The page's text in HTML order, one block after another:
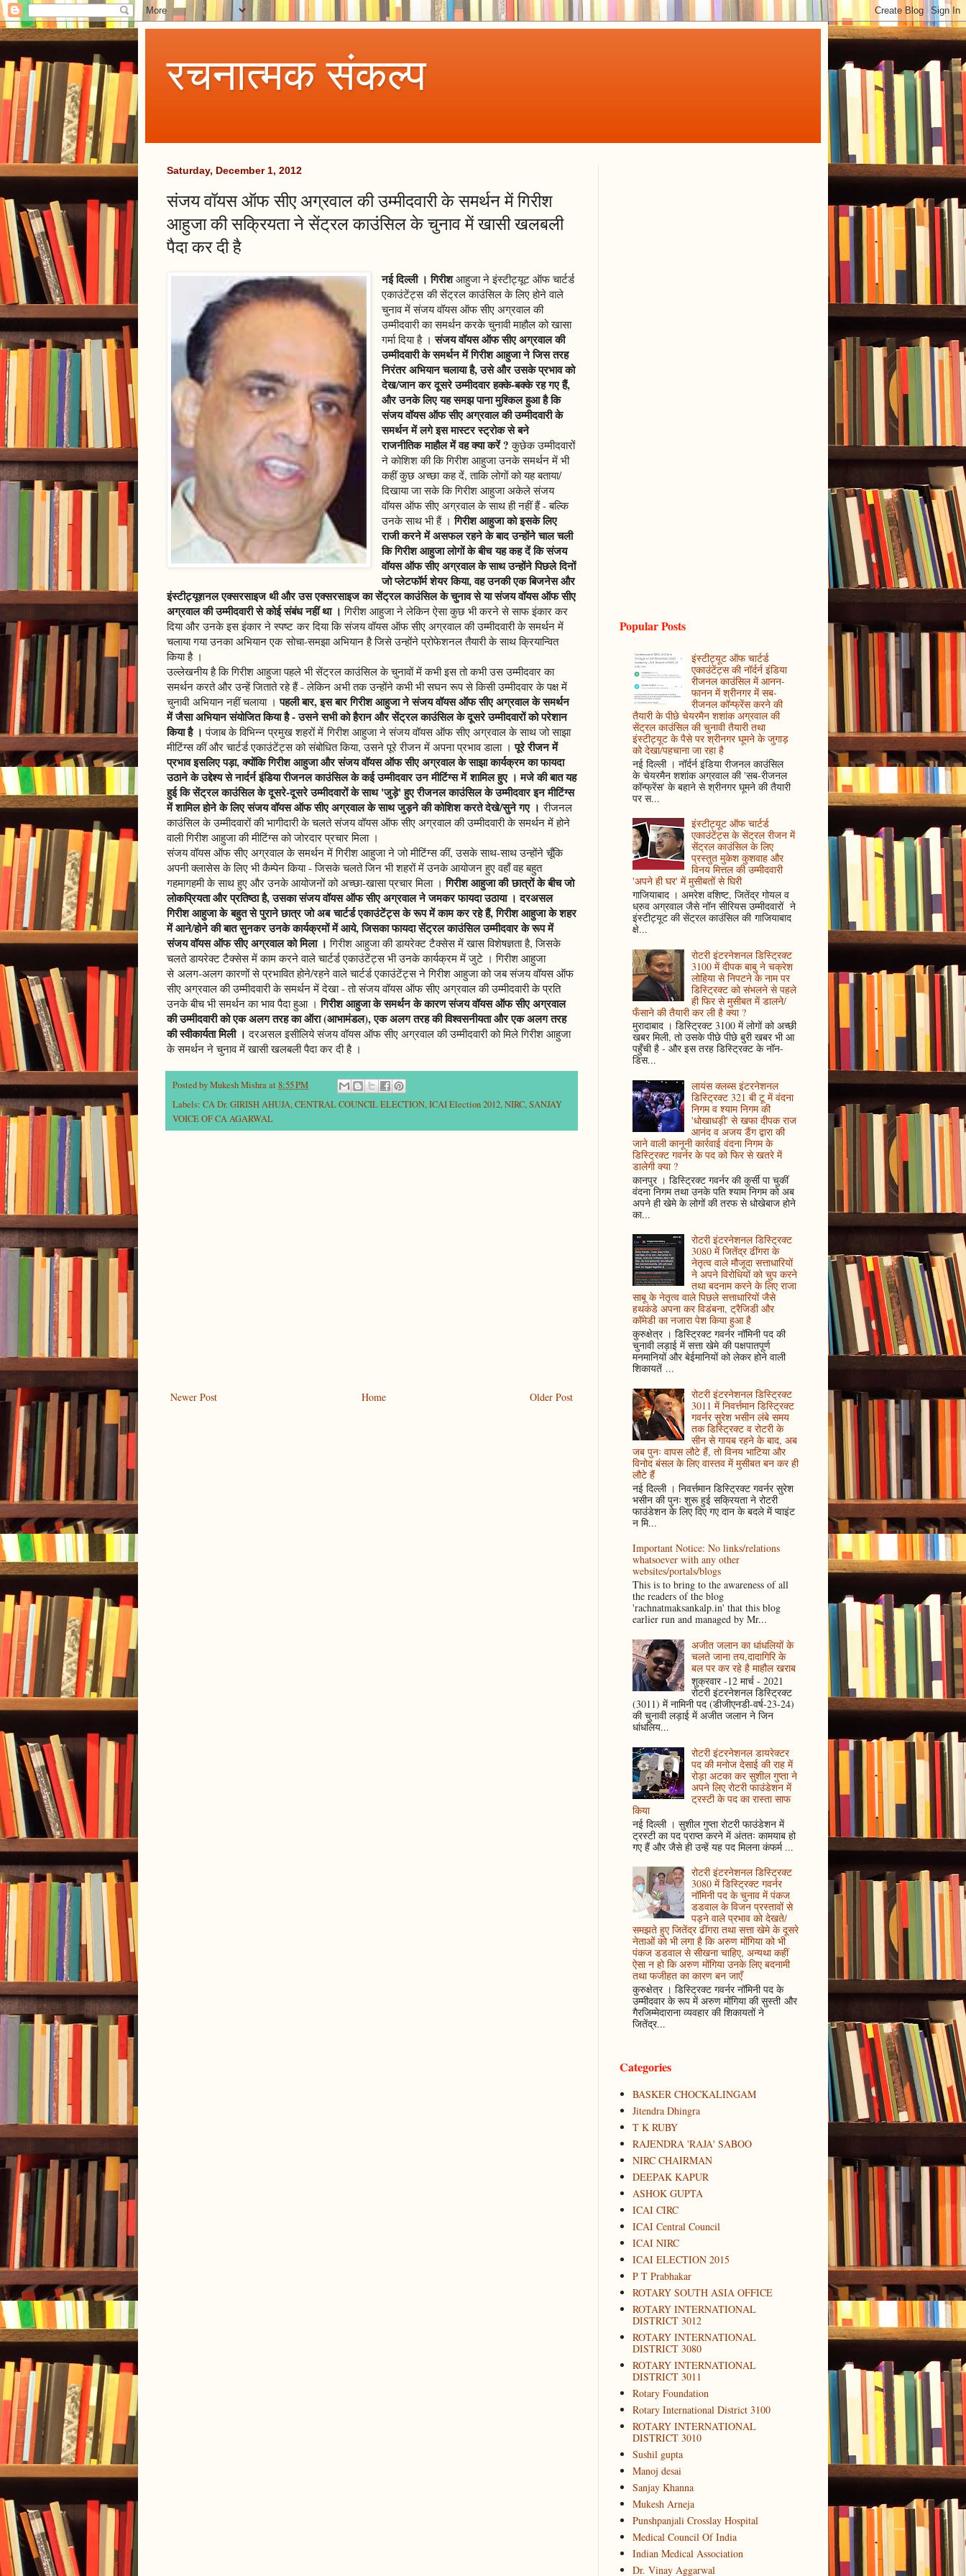
रचनात्मक संकल्प
Saturday, December 1, 2012
संजय वॉयस ऑफ सीए अग्रवाल की उम्मीदवारी के समर्थन में गिरीश
आहुजा की सक्रियता ने सेंट्रल काउंसिल के चुनाव में खासी खलबली
पैदा कर दी है
नई दिल्ली । गिरीशआहुजा ने इंस्टीट्यूट ऑफ चार्टर्ड
एकाउंटेंट्स की सेंट्रल काउंसिल के लिए होने वाले
चुनाव में संजय वॉयस ऑफ सीए अग्रवाल की
उम्मीदवारी का समर्थन करके चुनावी माहौल को खासा
गर्मा दिया है ।संजय वॉयस ऑफ सीए अग्रवाल की
उम्मीदवारी के समर्थन में गिरीश आहुजा ने जिस तरह
निरंतर अभियान चलाया है, उसे और उसके प्रभाव को
देख/जान कर दूसरे उम्मीदवार हक्के-बक्के रह गए हैं,
और उनके लिए यह समझ पाना मुश्किल हुआ है कि
संजय वॉयस ऑफ सीए अग्रवाल की उम्मीदवारी के
समर्थन में लगे इस मास्टर स्ट्रोक से बने
राजनीतिक माहौल में वह क्या करें ? कुछेक उम्मीदवारों
ने कोशिश की कि गिरीश आहुजा उनके समर्थन में भी
कहीं कुछ अच्छा कह दें, ताकि लोगों को यह बताया/
दिखाया जा सके कि गिरीश आहुजा अकेले संजय
वॉयस ऑफ सीए अग्रवाल के साथ ही नहीं हैं - बल्कि
उनके साथ भी हैं ।गिरीश आहुजा को इसके लिए
राजी करने में असफल रहने के बाद उन्होंने चाल चली
कि गिरीश आहुजा लोगों के बीच यह कह दें कि संजय
वॉयस ऑफ सीए अग्रवाल के साथ उन्होंने पिछले दिनों
जो प्लेटफॉर्म शेयर किया, वह उनकी एक बिजनेस और
इंस्टीट्यूशनल एक्सरसाइज थी और उस एक्सरसाइज का सेंट्रल काउंसिल के चुनाव से या संजय वॉयस ऑफ सीए
अग्रवाल की उम्मीदवारी से कोई संबंध नहीं था । गिरीश आहुजा ने लेकिन ऐसा कुछ भी करने से साफ इंकार कर
दिया और उनके इस इंकार ने स्पष्ट कर दिया कि संजय वॉयस ऑफ सीए अग्रवाल की उम्मीदवारी के समर्थन में
चलाया गया उनका अभियान एक सोचा-समझा अभियान है जिसे उन्होंने प्रोफेशनल तैयारी के साथ क्रियान्वित
किया है ।
उल्लेखनीय है कि गिरीश आहुजा पहले भी सेंट्रल काउंसिल के चुनावों में कभी इस तो कभी उस उम्मीदवार का
समर्थन करते और उन्हें जिताते रहे हैं - लेकिन अभी तक उन्होंने कभी भी सघन रूप से किसी उम्मीदवार के पक्ष में
चुनावी अभियान नहीं चलाया ।पहली बार, इस बार गिरीश आहुजा ने संजय वॉयस ऑफ सीए अग्रवाल के समर्थन
में जैसा अभियान संयोजित किया है - उसने सभी को हैरान और सेंट्रल काउंसिल के दूसरे उम्मीदवारों को परेशान
किया है । पंजाब के विभिन्न प्रमुख शहरों में गिरीश आहुजा ने संजय वॉयस ऑफ सीए अग्रवाल के साथ जो साझा
मीटिंग्स कीं और चार्टर्ड एकाउंटेंट्स को संबोधित किया, उसने पूरे रीजन में अपना प्रभाव डाला ।पूरे रीजन में
प्रभाव इसलिए पड़ा, क्योंकि गिरीश आहुजा और संजय वॉयस ऑफ सीए अग्रवाल के साझा कार्यक्रम का फायदा
उठाने के उद्देश्य से नार्दर्न इंडिया रीजनल काउंसिल के कई उम्मीदवार उन मीटिंग्स में शामिल हुए । मजे की बात यह
हुई कि सेंट्रल काउंसिल के दूसरे-दूसरे उम्मीदवारों के साथ 'जुड़े' हुए रीजनल काउंसिल के उम्मीदवार इन मीटिंग्स
में शामिल होने के लिए संजय वॉयस ऑफ सीए अग्रवाल के साथ जुड़ने की कोशिश करते देखे/सुने गए । रीजनल
काउंसिल के उम्मीदवारों की भागीदारी के चलते संजय वॉयस ऑफ सीए अग्रवाल की उम्मीदवारी के समर्थन में होने
वाली गिरीश आहुजा की मीटिंग्स को जोरदार प्रचार मिला ।
संजय वॉयस ऑफ सीए अग्रवाल के समर्थन में गिरीश आहुजा ने जो मीटिंग्स कीं, उसके साथ-साथ उन्होंने चूँकि
अपनी क्लासेस के लिए भी कैम्पेन किया - जिसके चलते जिन भी शहरों में उनके आयोजन हुए वहाँ वह बहुत
गहमागहमी के साथ हुए और उनके आयोजनों को अच्छा-खासा प्रचार मिला ।गिरीश आहुजा की छात्रों के बीच जो
लोकप्रियता और प्रतिष्ठा है, उसका संजय वॉयस ऑफ सीए अग्रवाल ने जमकर फायदा उठाया । दरअसल
गिरीश आहुजा के बहुत से पुराने छात्र जो अब चार्टर्ड एकाउंटेंट्स के रूप में काम कर रहे हैं, गिरीश आहुजा के शहर
में आने/होने की बात सुनकर उनके कार्यक्रमों में आये, जिसका फायदा सेंट्रल काउंसिल उम्मीदवार के रूप में
संजय वॉयस ऑफ सीए अग्रवाल को मिला । गिरीश आहुजा की डायरेक्ट टैक्सेस में खास विशेषज्ञता है, जिसके
चलते डायरेक्ट टैक्सेस में काम करने वाले चार्टर्ड एकाउंटेंट्स भी उनके कार्यक्रम में जुटे । गिरीश आहुजा
से अलग-अलग कारणों से प्रभावित होने/रहने वाले चार्टर्ड एकाउंटेंट्स ने गिरीश आहुजा को जब संजय वॉयस ऑफ
सीए अग्रवाल की उम्मीदवारी के समर्थन में देखा - तो संजय वॉयस ऑफ सीए अग्रवाल की उम्मीदवारी के प्रति
उनके बीच भी समर्थन का भाव पैदा हुआ ।गिरीश आहुजा के समर्थन के कारण संजय वॉयस ऑफ सीए अग्रवाल
की उम्मीदवारी को एक अलग तरह का ऑरा (आभामंडल), एक अलग तरह की विश्वसनीयता और एक अलग तरह
की स्वीकार्यता मिली । दरअसल इसीलिये संजय वॉयस ऑफ सीए अग्रवाल की उम्मीदवारी को मिले गिरीश आहुजा
के समर्थन ने चुनाव में खासी खलबली पैदा कर दी है ।
Posted byMukesh Mishraat 8:55 PM
Labels: CA Dr. GIRISH AHUJA,CENTRAL COUNCIL ELECTION,ICAI Election 2012,NIRC,SANJAY
VOICE OF CA AGARWAL
Newer Post Older Post
Home
Popular Posts
इंस्टीट्यूट ऑफ चार्टर्ड
एकाउंटेंट्स की नॉर्दर्न इंडिया
रीजनल काउंसिल में आनन-
फानन में श्रीनगर में सब-
रीजनल कॉन्फ्रेंस करने की
तैयारी के पीछे चेयरमैन शशांक अग्रवाल की
सेंट्रल काउंसिल की चुनावी तैयारी तथा
इंस्टीट्यूट के पैसे पर श्रीनगर घूमने के जुगाड़
को देखा/पहचाना जा रहा है
नई दिल्ली । नॉर्दर्न इंडिया रीजनल काउंसिल
के चेयरमैन शशांक अग्रवाल की 'सब-रीजनल
कॉन्फ्रेंस' के बहाने से श्रीनगर घूमने की तैयारी
पर स...
इंस्टीट्यूट ऑफ चार्टर्ड
एकाउंटेंट्स के सेंट्रल रीजन में
सेंट्रल काउंसिल के लिए
प्रस्तुत मुकेश कुशवाह और
विनय मित्तल की उम्मीदवारी
'अपने ही घर' में मुसीबतों से घिरी
गाजियाबाद । अमरेश वशिष्ट, जितेंद्र गोयल व
ध्रुव अग्रवाल जैसे नॉन सीरियस उम्मीदवारों ने
इंस्टीट्यूट की सेंट्रल काउंसिल की गाजियाबाद
क्षे...
रोटरी इंटरनेशनल डिस्ट्रिक्ट
3100 में दीपक बाबु ने चक्रेश
लोहिया से निपटने के नाम पर
डिस्ट्रिक्ट को संभलने से पहले
ही फिर से मुसीबत में डालने/
फँसाने की तैयारी कर ली है क्या ?
मुरादाबाद । डिस्ट्रिक्ट 3100 में लोगों को अच्छी
खबर मिली, तो उसके पीछे पीछे बुरी खबर भी आ
पहुँची है - और इस तरह डिस्ट्रिक्ट के नॉन-
डिस...
लायंस क्लब्स इंटरनेशनल
डिस्ट्रिक्ट 321 बी टू में वंदना
निगम व श्याम निगम की
'धोखाधड़ी' से खफा दीपक राज
आनंद व अजय डैंग द्वारा की
जाने वाली कानूनी कार्रवाई वंदना निगम के
डिस्ट्रिक्ट गवर्नर के पद को फिर से खतरे में
डालेगी क्या ?
कानपुर । डिस्ट्रिक्ट गवर्नर की कुर्सी पा चुकीं
वंदना निगम तथा उनके पति श्याम निगम को अब
अपने ही खेमे के लोगों की तरफ से धोखेबाज होने
का...
रोटरी इंटरनेशनल डिस्ट्रिक्ट
3080 में जितेंद्र ढींगरा के
नेतृत्व वाले मौजूदा सत्ताधारियों
ने अपने विरोधियों को चुप करने
तथा बदनाम करने के लिए राजा
साबू के नेतृत्व वाले पिछले सत्ताधारियों जैसे
हथकंडे अपना कर विडंबना, ट्रैजिडी और
कॉमेडी का नजारा पेश किया हुआ है
कुरुक्षेत्र । डिस्ट्रिक्ट गवर्नर नॉमिनी पद की
चुनावी लड़ाई में सत्ता खेमे की पक्षपातपूर्ण
मनमानियों और बेईमानियों को लेकर होने वाली
शिकायतें ...
रोटरी इंटरनेशनल डिस्ट्रिक्ट
3011 में निवर्त्तमान डिस्ट्रिक्ट
गवर्नर सुरेश भसीन लंबे समय
तक डिस्ट्रिक्ट व रोटरी के
सीन से गायब रहने के बाद, अब
जब पुनः वापस लौटे हैं, तो विनय भाटिया और
विनोद बंसल के लिए वास्तव में मुसीबत बन कर ही
लौटे हैं
नई दिल्ली । निवर्त्तमान डिस्ट्रिक्ट गवर्नर सुरेश
भसीन की पुनः शुरू हुई सक्रियता ने रोटरी
फाउंडेशन के लिए दिए गए दान के बदले में प्वाइंट
न मि...
Important Notice: No links/relations
whatsoever with any other
websites/portals/blogs
This is to bring to the awareness of all
the readers of the blog
'rachnatmaksankalp.in' that this blog
earlier run and managed by Mr...
अजीत जलान का धांधलियों के
चलते जाना तय,दादागिरि के
बल पर कर रहे है माहौल खराब
शुक्रवार -12 मार्च - 2021
रोटरी इंटरनेशनल डिस्ट्रिक्ट
(3011) में नामिनी पद (डीजीएनडी-वर्ष-23-24)
की चुनावी लड़ाई में अजीत जलान ने जिन
धांधलिय...
रोटरी इंटरनेशनल डायरेक्टर
पद की मनोज देसाई की राह में
रोड़ा अटका कर सुशील गुप्ता ने
अपने लिए रोटरी फाउंडेशन में
ट्रस्टी के पद का रास्ता साफ
किया
नई दिल्ली । सुशील गुप्ता रोटरी फाउंडेशन में
ट्रस्टी का पद प्राप्त करने में अंततः कामयाब हो
गए हैं और जैसे ही उन्हें यह पद मिलना कंफर्म ...
रोटरी इंटरनेशनल डिस्ट्रिक्ट
3080 में डिस्ट्रिक्ट गवर्नर
नॉमिनी पद के चुनाव में पंकज
डडवाल के विजन प्रस्तावों से
पड़ने वाले प्रभाव को देखते/
समझते हुए जितेंद्र ढींगरा तथा सत्ता खेमे के दूसरे
नेताओं को भी लगा है कि अरुण मोंगिया को भी
पंकज डडवाल से सीखना चाहिए, अन्यथा कहीं
ऐसा न हो कि अरुण मोंगिया उनके लिए बदनामी
तथा फजीहत का कारण बन जाएँ
कुरुक्षेत्र । डिस्ट्रिक्ट गवर्नर नॉमिनी पद के
उम्मीदवार के रूप में अरुण मोंगिया की सुस्ती और
गैरजिम्मेदाराना व्यवहार की शिकायतों ने
जितेंद्र...
Categories
BASKER CHOCKALINGAM
Jitendra Dhingra
T K RUBY
RAJENDRA 'RAJA' SABOO
NIRC CHAIRMAN
DEEPAK KAPUR
ASHOK GUPTA
ICAI CIRC
ICAI Central Council
ICAI NIRC
ICAI ELECTION 2015
P T Prabhakar
ROTARY SOUTH ASIA OFFICE
ROTARY INTERNATIONAL
DISTRICT 3012
ROTARY INTERNATIONAL
DISTRICT 3080
ROTARY INTERNATIONAL
DISTRICT 3011
Rotary Foundation
Rotary International District 3100
ROTARY INTERNATIONAL
DISTRICT 3010
Sushil gupta
Manoj desai
Sanjay Khanna
Mukesh Arneja
Punshpanjali Crosslay Hospital
Medical Council Of India
Indian Medical Association
Dr. Vinay Aggarwal